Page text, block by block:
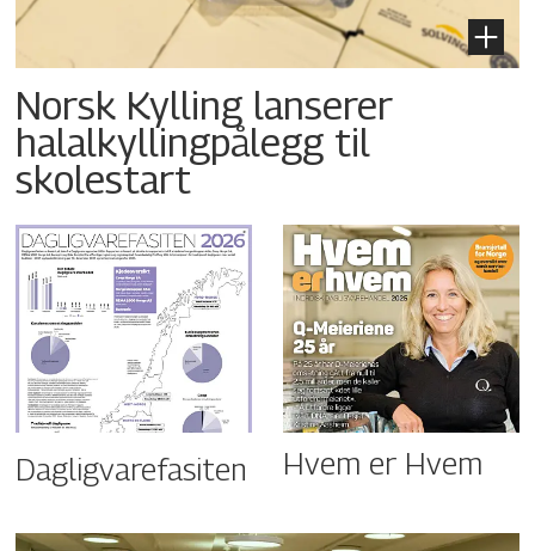
Norsk Kylling lanserer
halalkyllingpålegg til
skolestart
Dagligvarefasiten Hvem er Hvem